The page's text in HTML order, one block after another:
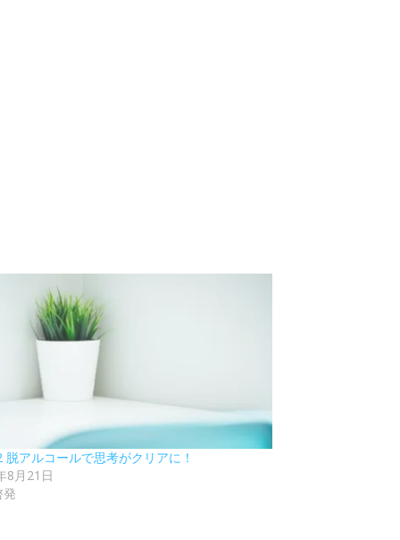
脱アルコールで思考がクリアに！
8月21日
発